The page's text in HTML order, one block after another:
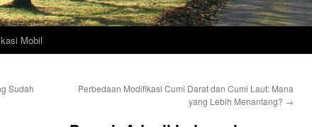
Mobil
Sudah
Perbedaan Modifikasi Cumi Darat dan Cumi Laut: Mana
yang Lebih Menantang? →